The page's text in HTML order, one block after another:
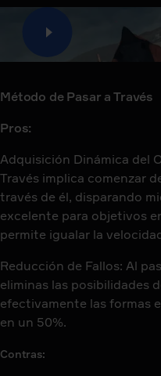
Método de Pasar a Través
Pros:
Adquisición Dinámica del
Través implica comenzar
través de él, disparando
excelente para objetivos
permite igualar la
Reducción de Fallos: Al
eliminas las posibilidades
efectivamente las formas
en un 50%.
Contras: